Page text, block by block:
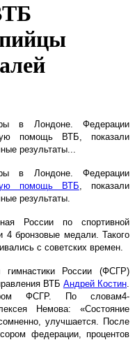
в Лондоне. Федерации
помощь ВТБ, показали
результаты...
в Лондоне. Федерации
помощь ВТБ , показали
результаты.
России по спортивной
4 бронзовые медали. Такого
с советских времен.
России (ФСГР)
ВТБ Андрей Костин
ФСГР. По словам4-
Немова: «Состояние
улучшается. После
федерации, процентов